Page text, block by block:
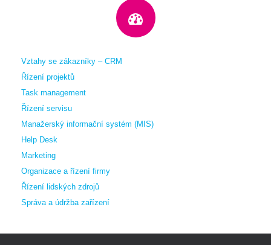
Vztahy se zákazníky – CRM
Řízení projektů
Task management
Řízení servisu
Manažerský informační systém (MIS)
Help Desk
Marketing
Organizace a řízení firmy
Řízení lidských zdrojů
Správa a údržba zařízení